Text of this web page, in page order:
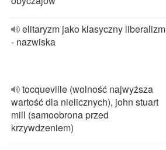
elitaryzm jako klasyczny liberalizm
- nazwiska
tocqueville (wolność najwyższa
wartość dla nielicznych), john stuart
mill (samoobrona przed
krzywdzeniem)